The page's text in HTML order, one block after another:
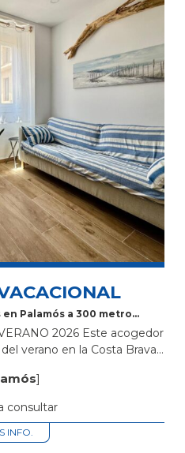
Palamós a 300 metros
2026 Este acogedor
verano en la Costa Brava.
]
consultar
INFO.